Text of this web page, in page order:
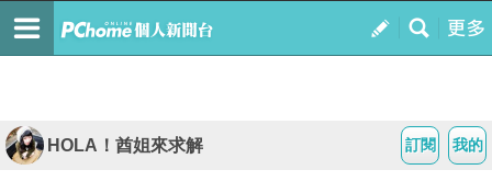
我的
訂閱
HOLA！酋姐來求解